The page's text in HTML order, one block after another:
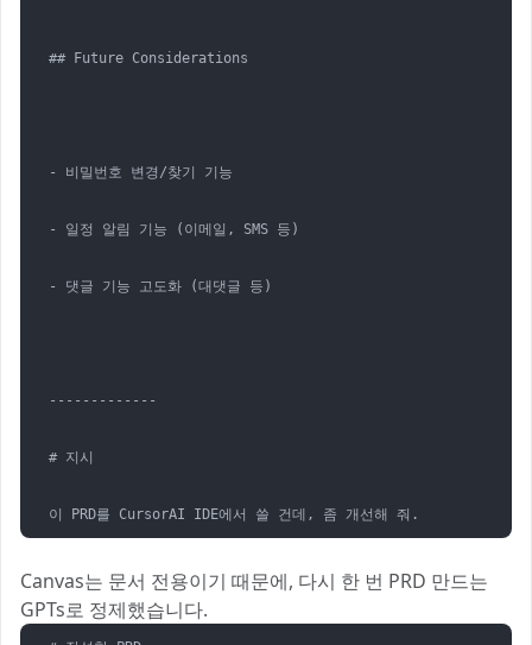
## Future Considerations
- 비밀번호 변경/찾기 기능
- 일정 알림 기능 (이메일, SMS 등)
- 댓글 기능 고도화 (대댓글 등)
-------------
# 지시
이 PRD를 CursorAI IDE에서 쓸 건데, 좀 개선해 줘.
Canvas는 문서 전용이기 때문에, 다시 한 번 PRD 만드는
GPTs로 정제했습니다.